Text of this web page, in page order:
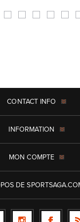
CONTACT INFO
INFORMATION
MON COMPTE
DE